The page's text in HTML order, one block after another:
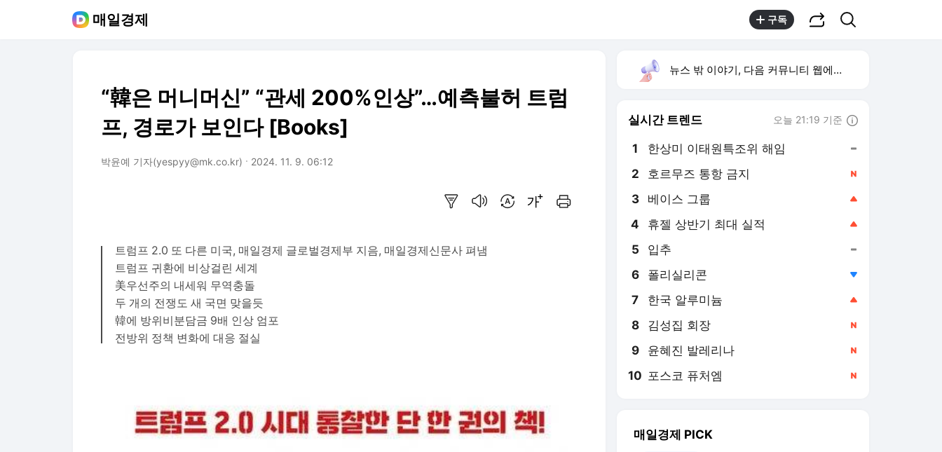
매일경제 구독
“韓은 머니머신” “관세 200%인상”…예측불허 트럼
프, 경로가 보인다 [Books]
박윤예 기자(yespyy@mk.co.kr) 2024. 11. 9. 06:12
트럼프 2.0 또 다른 미국, 매일경제 글로벌경제부 지음, 매일경제신문사 펴냄
트럼프 귀환에 비상걸린 세계
美우선주의 내세워 무역충돌
두 개의 전쟁도 새 국면 맞을듯
韓에 방위비분담금 9배 인상 엄포
전방위 정책 변화에 대응 절실
뉴스 밖 이야기, 다음 커뮤니티 웹에서 보기
실시간 트렌드 오늘 21:19 기준
1 한상미 이태원특조위 해임
2 호르무즈 통항 금지
3 베이스 그룹
4 휴젤 상반기 최대 실적
5 입추
6 폴리실리콘
7 한국 알루미늄
8 김성집 회장
9 윤혜진 발레리나
10 포스코 퓨처엠
매일경제 PICK